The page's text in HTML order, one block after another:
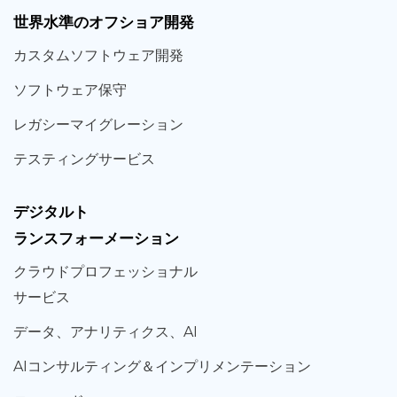
世界水準のオフショア開発
カスタムソフトウェア開発
ソフト ウェア保守
レガシーマイグレーション
テスティングサービス
デジタルト
ランスフォーメーション
クラウドプロフェッショナル
サービス
データ、 アナリティクス、 AI
AIコンサルティング＆ インプリメンテーション